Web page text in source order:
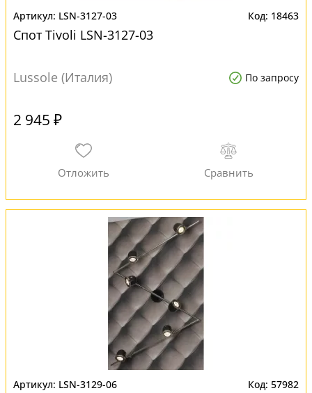
LSN-3127-03 18463
Спот Tivoli LSN-3127-03
Lussole (Италия) По запросу
2 945 ₽
LSN-3129-06 57982